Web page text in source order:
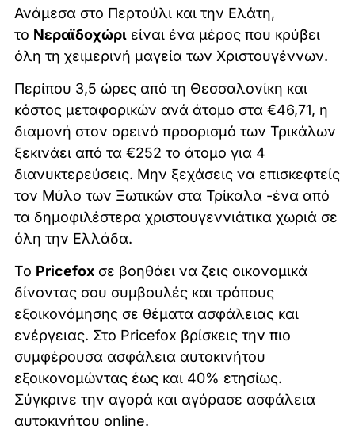
Ανάμεσα στο Περτούλι και την Ελάτη,
το Νεραϊδοχώριείναι ένα μέρος που κρύβει
όλη τη χειμερινή μαγεία των Χριστουγέννων.
Περίπου 3,5 ώρες από τη Θεσσαλονίκη και
κόστος μεταφορικών ανά άτομο στα €46,71, η
διαμονή στον ορεινό προορισμό των Τρικάλων
ξεκινάει από τα €252 το άτομο για 4
διανυκτερεύσεις. Μην ξεχάσεις να επισκεφτείς
τον Μύλο των Ξωτικών στα Τρίκαλα -ένα από
τα δημοφιλέστερα χριστουγεννιάτικα χωριά σε
όλη την Ελλάδα.
Το Pricefoxσε βοηθάει να ζεις οικονομικά
δίνοντας σου συμβουλές και τρόπους
εξοικονόμησης σε θέματα ασφάλειας και
ενέργειας. Στο Pricefox βρίσκεις την πιο
συμφέρουσα ασφάλεια αυτοκινήτου
εξοικονομώντας έως και 40% ετησίως.
Σύγκρινε την αγορά και αγόρασε ασφάλεια
αυτοκινήτου online.